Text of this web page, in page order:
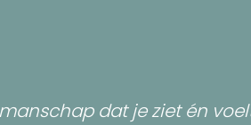
dat je ziet én